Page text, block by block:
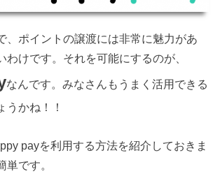
、ポイントの譲渡には非常に魅力があ
わけです。それを可能にするのが、
なんです。みなさんもうまく活用できる
うかね！！
payを利用する方法を紹介しておきま
単です。